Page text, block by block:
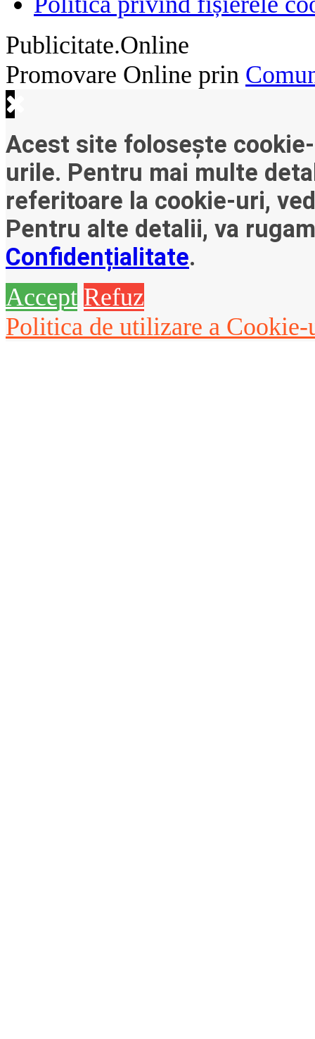
Publicitate.Online
Promovare Online prin
Acest site folosește
urile. Pentru mai multe
referitoare la cookie-uri,
Pentru alte detalii, va
Confidențialitate.
Accept Refuz
Politica de utilizare a